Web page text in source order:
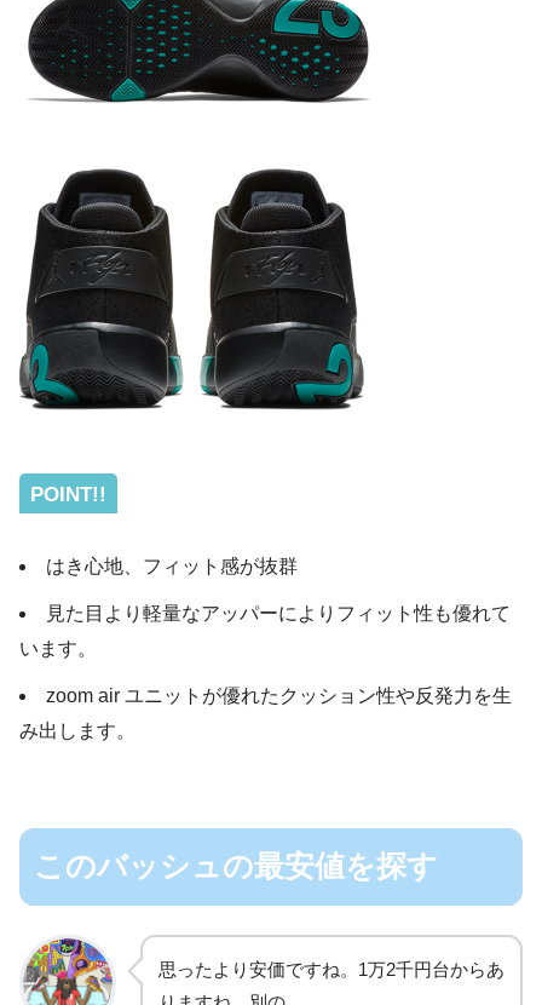
POINT!!
はき心地、フィット感が抜群
見た目より軽量なアッパーによりフィット性も優れて
います。
zoom air ユニットが優れたクッション性や反発力を生
み出します。
このバッシュの最安値を探す
思ったより安価ですね。1万2千円台からあ